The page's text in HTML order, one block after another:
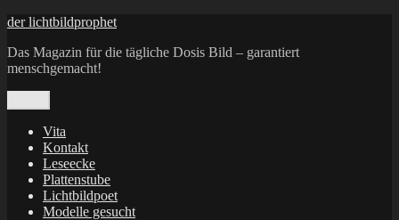
Zum
springen
der lichtbildprophet
Das Magazin für die tägliche Dosis Bild – garantiert
menschgemacht!
Vita
Kontakt
Leseecke
Plattenstube
Lichtbildpoet
Modelle gesucht